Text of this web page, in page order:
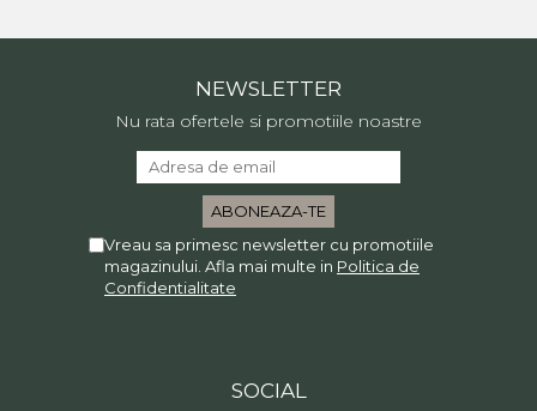
NEWSLETTER
Nu rata ofertele si promotiile noastre
Vreau sa primesc newsletter cu promotiile
magazinului. Afla mai multe in Politica de
Confidentialitate
SOCIAL